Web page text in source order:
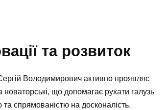
та розвиток
Володимирович активно проявляє
новаторські, що допомагає рухати галузь
та спрямованістю на досконалість.